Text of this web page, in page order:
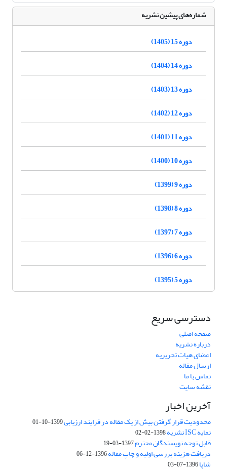
شماره‌های پیشین نشریه
دوره 15 (1405)
دوره 14 (1404)
دوره 13 (1403)
دوره 12 (1402)
دوره 11 (1401)
دوره 10 (1400)
دوره 9 (1399)
دوره 8 (1398)
دوره 7 (1397)
دوره 6 (1396)
دوره 5 (1395)
دسترسی سریع
صفحه اصلی
درباره نشریه
اعضای هیات تحریریه
ارسال مقاله
تماس با ما
نقشه سایت
آخرین اخبار
محدودیت قرار گرفتن بیش از یک مقاله در فرایند ارزیابی1399-10-01
نمایه ISC نشریه 1398-02-02
قابل توجه نویسندگان محترم1397-03-19
دریافت هزینه بررسی اولیه و چاپ مقاله1396-12-06
شاپا1396-07-03